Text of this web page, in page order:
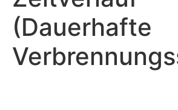
(Dauerhafte